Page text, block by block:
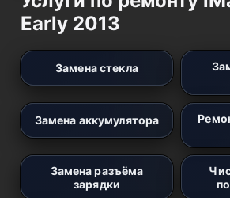
Early 2013
Замена стекла
Замена аккумулятора
Замена разъёма
зарядки